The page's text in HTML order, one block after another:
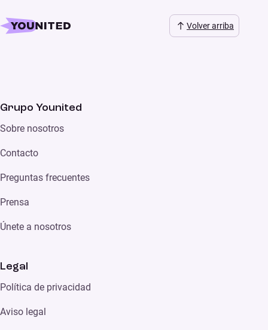
Volver arriba
Grupo Younited
Sobre nosotros
Contacto
Preguntas frecuentes
Prensa
Únete a nosotros
Legal
Política de privacidad
Aviso legal